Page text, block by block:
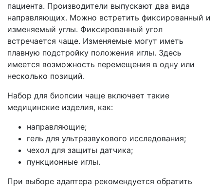
пациента. Производители выпускают два вида
направляющих. Можно встретить фиксированный и
изменяемый углы. Фиксированный угол
встречается чаще. Изменяемые могут иметь
плавную подстройку положения иглы. Здесь
имеется возможность перемещения в одну или
несколько позиций.
Набор для биопсии чаще включает такие
медицинские изделия, как:
направляющие;
гель для ультразвукового исследования;
чехол для защиты датчика;
пункционные иглы.
При выборе адаптера рекомендуется обратить